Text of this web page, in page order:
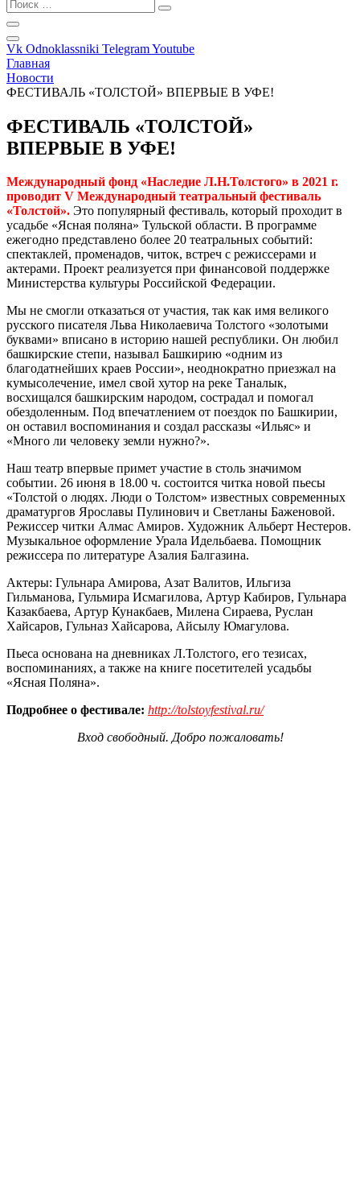
Vk Odnoklassniki TelegramYoutube
Главная
Новости
ФЕСТИВАЛЬ «ТОЛСТОЙ» ВПЕРВЫЕ В УФЕ!
ФЕСТИВАЛЬ «ТОЛСТОЙ»
ВПЕРВЫЕ В УФЕ!
Международный фонд «Наследие Л.Н.Толстого» в 2021 г.
проводит V Международный театральный фестиваль
«Толстой». Это популярный фестиваль, который проходит в
усадьбе «Ясная поляна» Тульской области. В программе
ежегодно представлено более 20 театральных событий:
спектаклей, променадов, читок, встреч с режиссерами и
актерами. Проект реализуется при финансовой поддержке
Министерства культуры Российской Федерации.
Мы не смогли отказаться от участия, так как имя великого
русского писателя Льва Николаевича Толстого «золотыми
буквами» вписано в историю нашей республики. Он любил
башкирские степи, называл Башкирию «одним из
благодатнейших краев России», неоднократно приезжал на
кумысолечение, имел свой хутор на реке Таналык,
восхищался башкирским народом, сострадал и помогал
обездоленным. Под впечатлением от поездок по Башкирии,
он оставил воспоминания и создал рассказы «Ильяс» и
«Много ли человеку земли нужно?».
Наш театр впервые примет участие в столь значимом
событии. 26 июня в 18.00 ч. состоится читка новой пьесы
«Толстой о людях. Люди о Толстом» известных современных
драматургов Ярославы Пулинович и Светланы Баженовой.
Режиссер читки Алмас Амиров. Художник Альберт Нестеров.
Музыкальное оформление Урала Идельбаева. Помощник
режиссера по литературе Азалия Балгазина.
Актеры: Гульнара Амирова, Азат Валитов, Ильгиза
Гильманова, Гульмира Исмагилова, Артур Кабиров, Гульнара
Казакбаева, Артур Кунакбаев, Милена Сираева, Руслан
Хайсаров, Гульназ Хайсарова, Айсылу Юмагулова.
Пьеса основана на дневниках Л.Толстого, его тезисах,
воспоминаниях, а также на книге посетителей усадьбы
«Ясная Поляна».
Подробнее о фестивале: http://tolstoyfestival.ru/
Вход свободный. Добро пожаловать!